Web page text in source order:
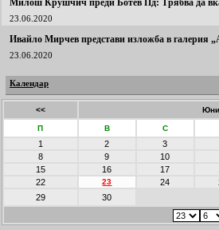
Милош Крушчич преди Ботев Пд: Трябва да
23.06.2020
Ивайло Мирчев представи изложба в галерия
23.06.2020
Календар
<<
П В С
1 2
3
8
9
10
15
16 17
22
23 24
29
30